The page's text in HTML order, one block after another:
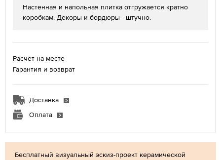
Бесплатный визуальный эскиз-проект керамической
Настенная и напольная плитка отгружается кратно
коробкам. Декоры и бордюры - штучно.
Расчет на месте
Гарантия и возврат
Доставка
Оплата